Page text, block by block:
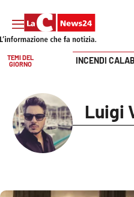
SEZIONI
Cronaca
Politica
Vai
TEMI DEL
GIORNO
INCENDI
Luigi